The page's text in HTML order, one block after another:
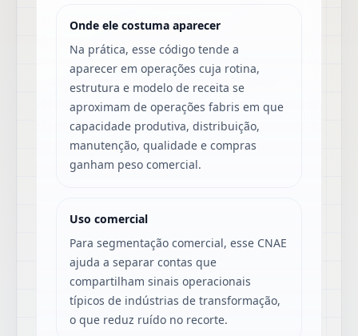
Onde ele costuma aparecer
Na prática, esse código tende a
aparecer em operações cuja rotina,
estrutura e modelo de receita se
aproximam de operações fabris em que
capacidade produtiva, distribuição,
manutenção, qualidade e compras
ganham peso comercial.
Uso comercial
Para segmentação comercial, esse CNAE
ajuda a separar contas que
compartilham sinais operacionais
típicos de indústrias de transformação,
o que reduz ruído no recorte.